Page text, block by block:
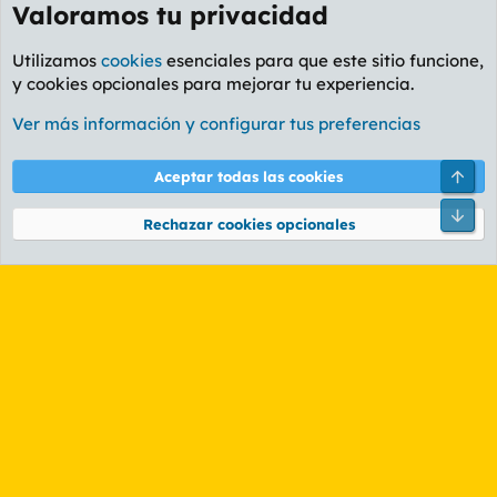
Foro General
Cookies
PL OLDSTYLE AMARILLO
Términos y reglas Política de privacidad Ayuda
Community platform by XenForo® © 2010-2026 XenForo Ltd.
Valoramos tu privacidad
Utilizamos cookies esenciales para que este sitio funcione,
y cookies opcionales para mejorar tu experiencia.
Ver más información y configurar tus preferencias
Aceptar todas las cookies
Rechazar cookies opcionales
Pie